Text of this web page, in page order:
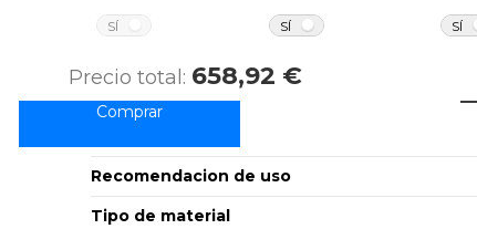
SÍ SÍ SÍ
Precio total: 658,92 €
Recomendacion de uso
Tipo de material